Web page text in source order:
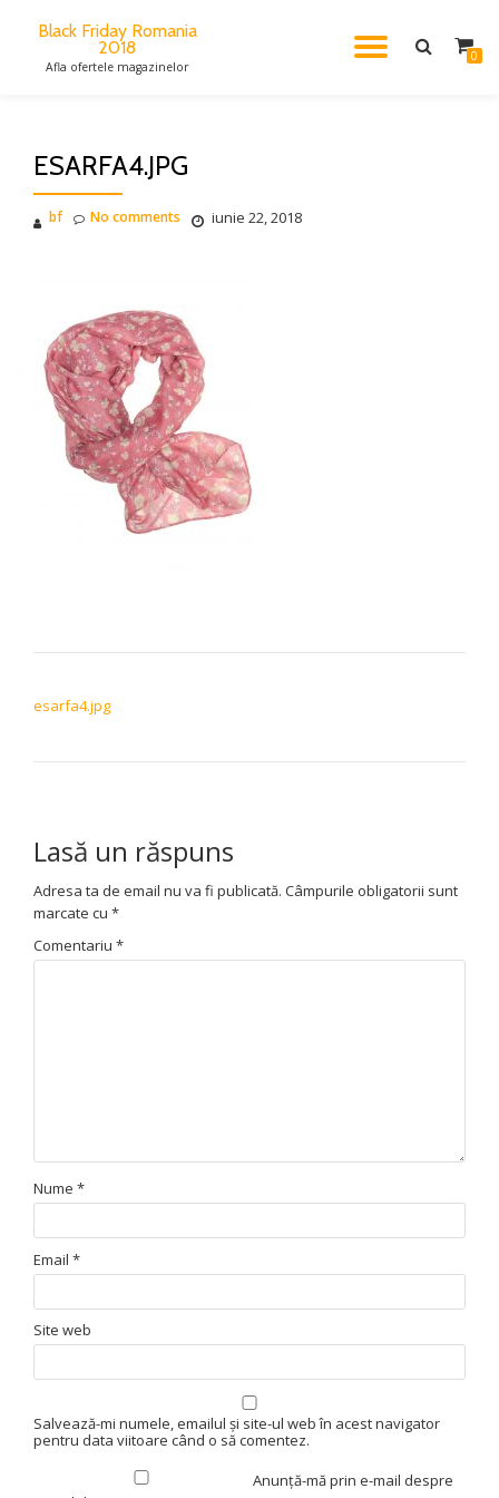
Black Friday Romania
2018
Afla ofertele magazinelor
0
ESARFA4.JPG
bf iunie 22, 2018
No comments
esarfa4.jpg
Lasă un răspuns
Adresa ta de email nu va fi publicată. Câmpurile obligatorii sunt
marcate cu *
Comentariu *
Nume *
Email *
Site web
Salvează-mi numele, emailul și site-ul web în acest navigator
pentru data viitoare când o să comentez.
Anunță-mă prin e-mail despre